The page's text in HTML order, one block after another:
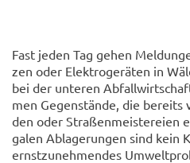
Fast jeden Tag gehen
zen oder Elek­tro­ge­rä­ten in
bei der un­te­ren
men Ge­gen­stän­de, die
den oder Stra­ßen­meis­te­rei­en
ga­len Ab­la­ge­run­gen sind kein
ernst­zu­neh­men­des